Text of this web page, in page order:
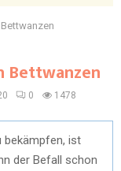
Bettwanzen
0 1478
bekämpfen, ist
der Befall schon